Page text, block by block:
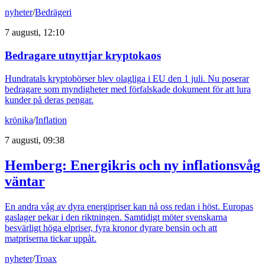
nyheter/Bedrägeri
7 augusti, 12:10
Bedragare utnyttjar kryptokaos
Hundratals kryptobörser blev olagliga i EU den 1 juli. Nu poserar
bedragare som myndigheter med förfalskade dokument för att lura
kunder på deras pengar.
krönika/Inflation
7 augusti, 09:38
Hemberg: Energikris och ny inflationsvåg
väntar
En andra våg av dyra energipriser kan nå oss redan i höst. Europas
gaslager pekar i den riktningen. Samtidigt möter svenskarna
besvärligt höga elpriser, fyra kronor dyrare bensin och att
matpriserna tickar uppåt.
nyheter/Troax